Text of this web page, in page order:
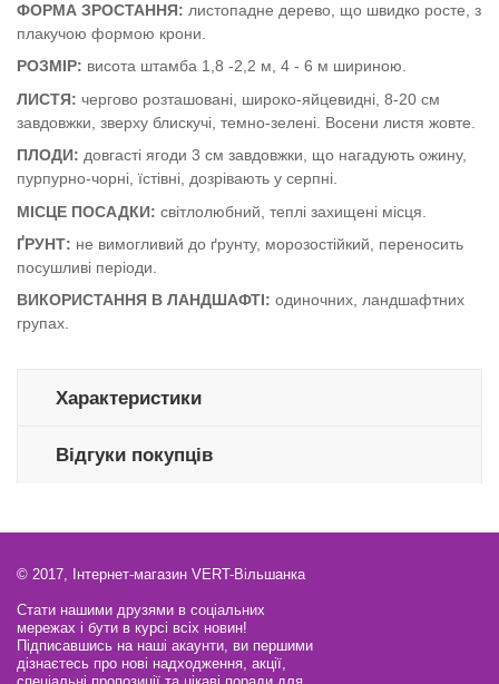
ФОРМА ЗРОСТАННЯ: листопадне дерево, що швидко росте, з
плакучою формою крони.
РОЗМІР: висота штамба 1,8 -2,2 м, 4 - 6 м шириною.
ЛИСТЯ: чергово розташовані, широко-яйцевидні, 8-20 см
завдовжки, зверху блискучі, темно-зелені. Восени листя жовте.
ПЛОДИ: довгасті ягоди 3 см завдовжки, що нагадують ожину,
пурпурно-чорні, їстівні, дозрівають у серпні.
МІСЦЕ ПОСАДКИ: світлолюбний, теплі захищені місця.
ҐРУНТ: не вимогливий до ґрунту, морозостійкий, переносить
посушливі періоди.
ВИКОРИСТАННЯ В ЛАНДШАФТІ: одиночних, ландшафтних
групах.
Характеристики
Відгуки покупців
© 2017, Інтернет-магазин VERT-Вільшанка
Стати нашими друзями в соціальних
мережах і бути в курсі всіх новин!
Підписавшись на наші акаунти, ви першими
дізнаєтесь про нові надходження, акції,